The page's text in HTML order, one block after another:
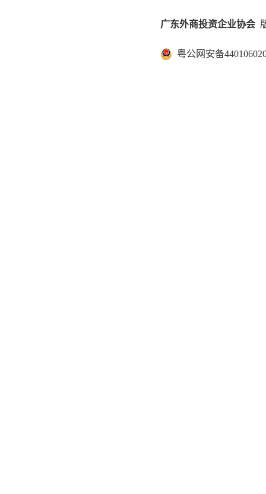
广东外商投资企业协会
粤公网安备